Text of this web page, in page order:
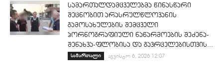
სამართალდამცველებმა წინასწარი
შეცნობით არასრულწლოვანის
გამოსახულების შემცველი
პორნოგრაფიული ნაწარმოების შეძენა-
შენახვა-ფლობისა და გავრცელებისთვის...
სამართალი აგვისტო 6, 2026 12:07